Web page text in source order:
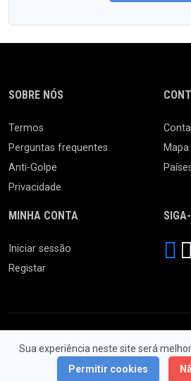
Sua experiência neste site será
Permitir cookies
SOBRE NÓS
Termos
Perguntas frequentes
Anti-Golpe
Privacidade
MINHA CONTA
Iniciar sessão
Registar
© 2026 Feira da Ladra. Todos os